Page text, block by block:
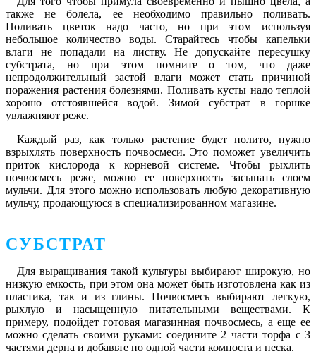
также не болела, ее необходимо правильно поливать.
Поливать цветок надо часто, но при этом используя
небольшое количество воды. Старайтесь чтобы капельки
влаги не попадали на листву. Не допускайте пересушку
субстрата, но при этом помните о том, что даже
непродолжительный застой влаги может стать причиной
поражения растения болезнями. Поливать кусты надо теплой
хорошо отстоявшейся водой. Зимой субстрат в горшке
увлажняют реже.
Каждый раз, как только растение будет полито, нужно
взрыхлять поверхность почвосмеси. Это поможет увеличить
приток кислорода к корневой системе. Чтобы рыхлить
почвосмесь реже, можно ее поверхность засыпать слоем
мульчи. Для этого можно использовать любую декоративную
мульчу, продающуюся в специализированном магазине.
СУБСТРАТ
Для выращивания такой культуры выбирают широкую, но
низкую емкость, при этом она может быть изготовлена как из
пластика, так и из глины. Почвосмесь выбирают легкую,
рыхлую и насыщенную питательными веществами. К
примеру, подойдет готовая магазинная почвосмесь, а еще ее
можно сделать своими руками: соедините 2 части торфа с 3
частями дерна и добавьте по одной части компоста и песка.